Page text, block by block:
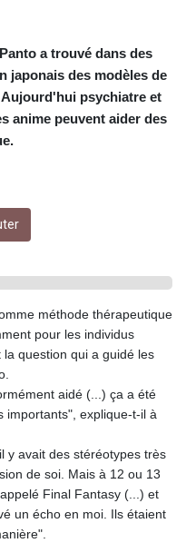
CRC 453.228387
CUC 1
CUP 26.5
CVE 95.372573
EUR 0.86495
FJD 2.20855
FKP 0.740916
GBP 0.742583
GGP 0.740916
GHS 11.700039
GMD 73.503851
GNF
8756.649224
GTQ 7.607144
a trouvé dans des
japonais des modèles de
psychiatre et
anime peuvent aider des
méthode thérapeutique
pour les individus
question qui a guidé les
aidé (...) ça a été
importants", explique-t-il à
y avait des stéréotypes très
de soi. Mais à 12 ou 13
Final Fantasy (...) et
un écho en moi. Ils étaient